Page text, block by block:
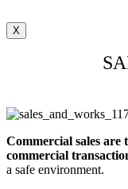
X
Commercial sales are
commercial
a safe environment.